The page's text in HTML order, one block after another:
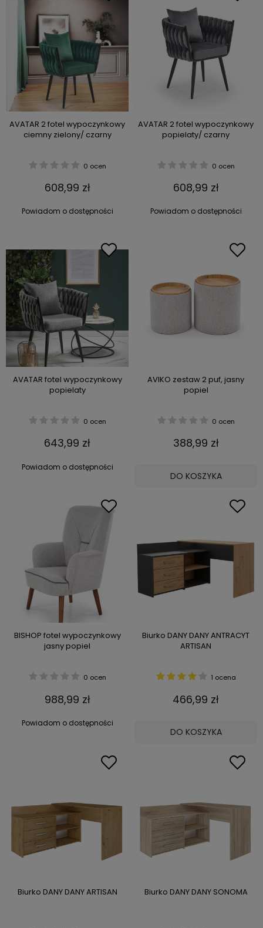
AVATAR 2 fotel wypoczynkowy
ciemny zielony/ czarny
0 ocen
608,99 zł
Powiadom o dostępności
AVATAR 2 fotel wypoczynkowy
popielaty/ czarny
0 ocen
608,99 zł
Powiadom o dostępności
AVATAR fotel wypoczynkowy
popielaty
0 ocen
643,99 zł
Powiadom o dostępności
AVIKO zestaw 2 puf, jasny
popiel
0 ocen
388,99 zł
DO KOSZYKA
BISHOP fotel wypoczynkowy
jasny popiel
0 ocen
988,99 zł
Powiadom o dostępności
Biurko DANY DANY ANTRACYT
ARTISAN
1 ocena
466,99 zł
DO KOSZYKA
Biurko DANY DANY ARTISAN Biurko DANY DANY SONOMA